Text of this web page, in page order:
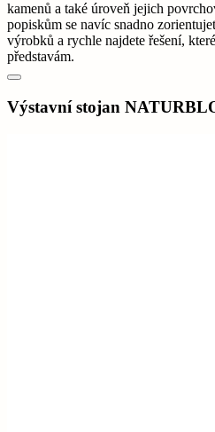
kamenů a také úroveň jejich
popiskům se navíc snadno
výrobků a rychle najdete řešení,
představám.
Výstavní stojan